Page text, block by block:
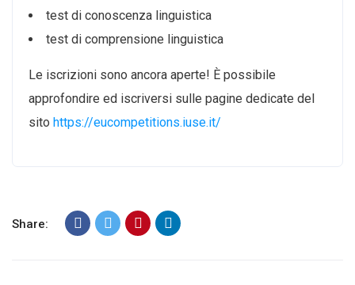
test di conoscenza linguistica
test di comprensione linguistica
Le iscrizioni sono ancora aperte! È possibile
approfondire ed iscriversi sulle pagine dedicate del
sito https://eucompetitions.iuse.it/
Share: